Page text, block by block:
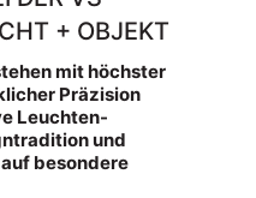
+ OBJEKT
mit höchster
Präzision
Leuchten-
und
besondere